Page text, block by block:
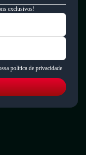
exclusivos!
política de privacidade